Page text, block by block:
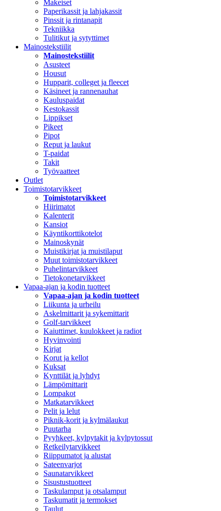
Makeiset
Paperikassit ja lahjakassit
Pinssit ja rintanapit
Tekniikka
Tulitikut ja sytyttimet
Mainostekstiilit
Mainostekstiilit
Asusteet
Housut
Hupparit, colleget ja fleecet
Käsineet ja rannenauhat
Kauluspaidat
Kestokassit
Lippikset
Pikeet
Pipot
Reput ja laukut
T-paidat
Takit
Työvaatteet
Outlet
Toimistotarvikkeet
Toimistotarvikkeet
Hiirimatot
Kalenterit
Kansiot
Käyntikorttikotelot
Mainoskynät
Muistikirjat ja muistilaput
Muut toimistotarvikkeet
Puhelintarvikkeet
Tietokonetarvikkeet
Vapaa-ajan ja kodin tuotteet
Vapaa-ajan ja kodin tuotteet
Liikunta ja urheilu
Askelmittarit ja sykemittarit
Golf-tarvikkeet
Kaiuttimet, kuulokkeet ja radiot
Hyvinvointi
Kirjat
Korut ja kellot
Kuksat
Kynttilät ja lyhdyt
Lämpömittarit
Lompakot
Matkatarvikkeet
Pelit ja lelut
Piknik-korit ja kylmälaukut
Puutarha
Pyyhkeet, kylpytakit ja kylpytossut
Retkeilytarvikkeet
Riippumatot ja alustat
Sateenvarjot
Saunatarvikkeet
Sisustustuotteet
Taskulamput ja otsalamput
Taskumatit ja termokset
Taulut